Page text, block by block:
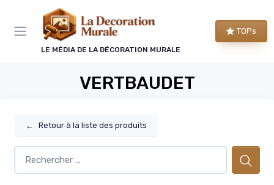
LE MÉDIA DE LA DÉCORATION MURALE
TOPs
VERTBAUDET
← Retour à la liste des produits
Panneau de gestion des cookies